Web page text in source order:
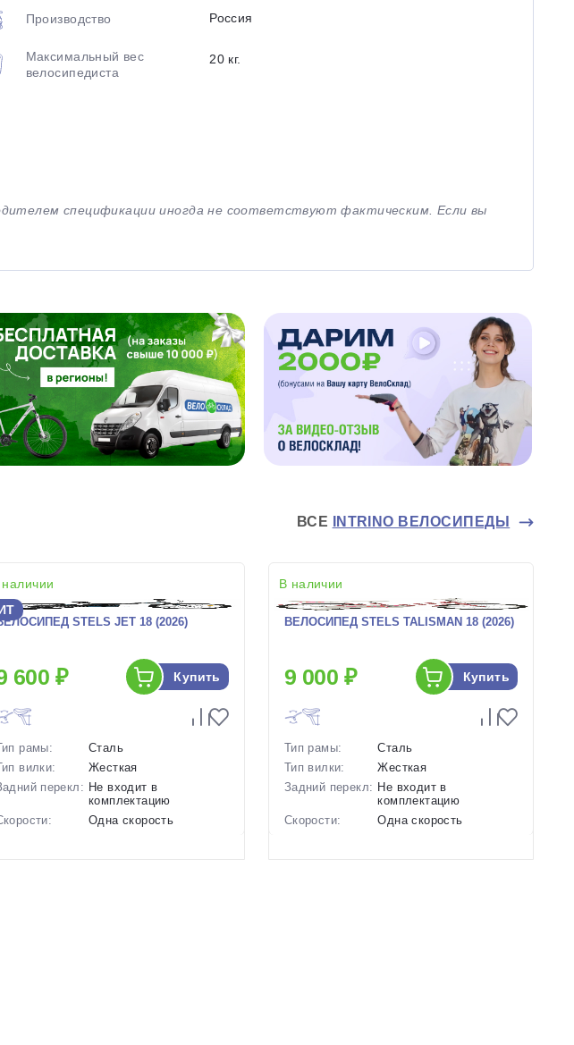
Производство Россия
Максимальный вес
велосипедиста
20 кг.
спецификации иногда не соответствуют фактическим. Если вы
ВСЕ INTRINO ВЕЛОСИПЕДЫ
STELS JET 18 (2026)
600 ₽ Купить
рамы:
Сталь
вилки:
Жесткая
перекл: Не входит в
комплектацию
Одна скорость
В наличии
ВЕЛОСИПЕД STELS TALISMAN 18 (2026)
9 000 ₽ Купить
Тип рамы:
Сталь
Тип вилки:
Жесткая
Задний перекл: Не входит в
комплектацию
Скорости:
Одна скорость